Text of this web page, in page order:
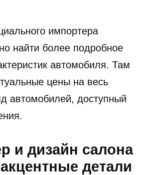
импортера
найти более подробное
автомобиля. Там
цены на весь
автомобилей, доступный
и дизайн салона
детали